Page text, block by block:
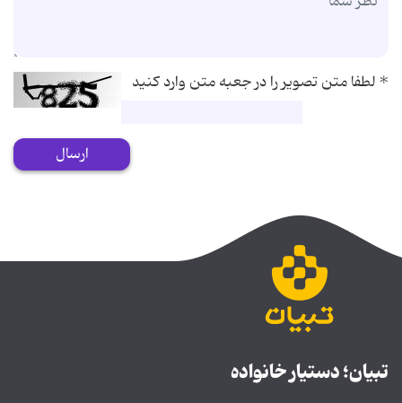
*لطفا متن تصویر را در جعبه متن وارد کنید
ارسال
تبیان؛ دستیار خانواده